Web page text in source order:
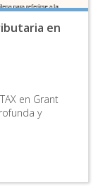
en
en Grant
y